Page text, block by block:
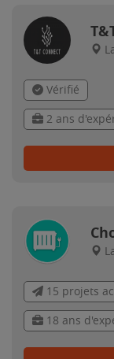
Vérifié
2 ans
15 projets
18 ans